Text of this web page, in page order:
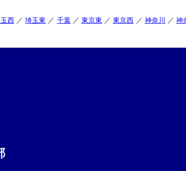
西 埼玉東 千葉 東京東 東京西 神奈川 神